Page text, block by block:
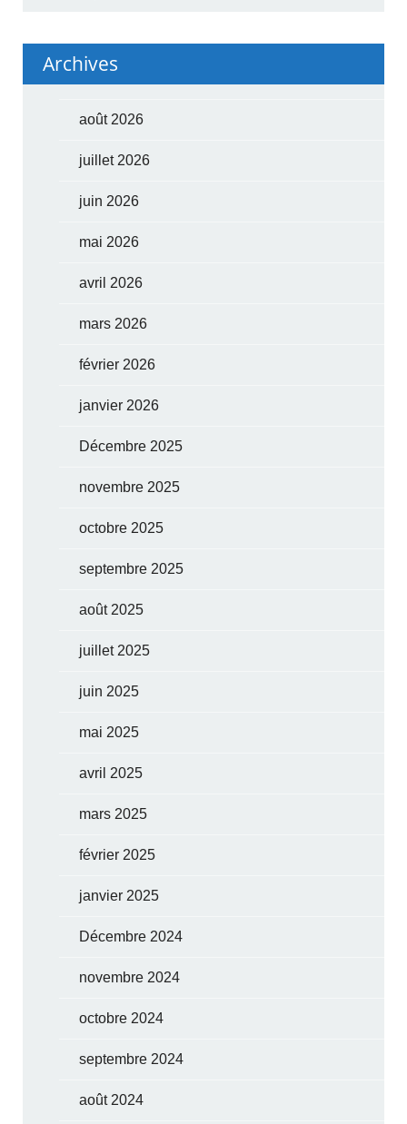
Archives
août 2026
juillet 2026
juin 2026
mai 2026
avril 2026
mars 2026
février 2026
janvier 2026
Décembre 2025
novembre 2025
octobre 2025
septembre 2025
août 2025
juillet 2025
juin 2025
mai 2025
avril 2025
mars 2025
février 2025
janvier 2025
Décembre 2024
novembre 2024
octobre 2024
septembre 2024
août 2024